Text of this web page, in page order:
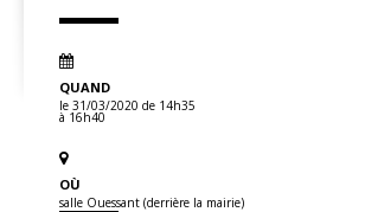
QUAND
le 31/03/2020 de 14h35
à 16h40
OÙ
salle Ouessant (derrière la mairie)